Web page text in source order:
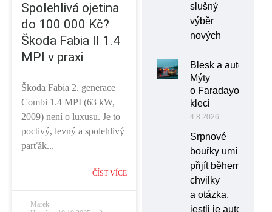
Spolehlivá ojetina
do 100 000 Kč?
Škoda Fabia II 1.4
MPI v praxi
Škoda Fabia 2. generace
Combi 1.4 MPI (63 kW,
2009) není o luxusu. Je to
poctivý, levný a spolehlivý
parťák...
ČÍST VÍCE
Marek
slušný
výběr
nových
Blesk a auto:
Mýty
o Faradayově
kleci
4.8.2026
Srpnové
bouřky umí
přijít během
chvilky
a otázka,
jestli je auto